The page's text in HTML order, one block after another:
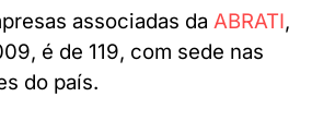
associadas da ABRATI,
é de 119, com sede nas
do país.